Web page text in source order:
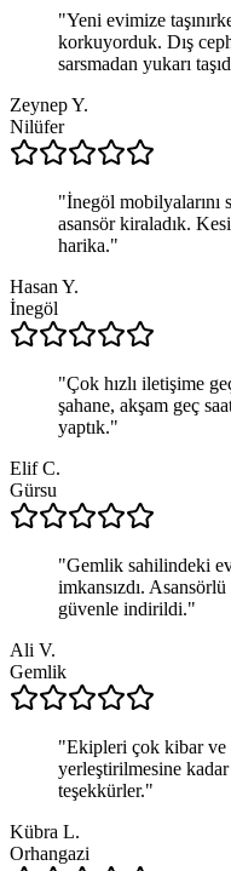
"Yeni evimize
korkuyorduk. Dış
sarsmadan yukarı
Zeynep Y.
Nilüfer
"İnegöl mobilyalarını
asansör kiraladık.
harika."
Hasan Y.
İnegöl
"Çok hızlı iletişime
şahane, akşam geç
yaptık."
Elif C.
Gürsu
"Gemlik sahilindeki
imkansızdı.
güvenle indirildi."
Ali V.
Gemlik
"Ekipleri çok kibar ve
yerleştirilmesine
teşekkürler."
Kübra L.
Orhangazi